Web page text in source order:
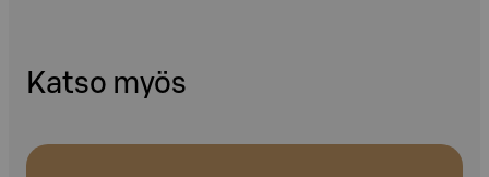
Katso myös